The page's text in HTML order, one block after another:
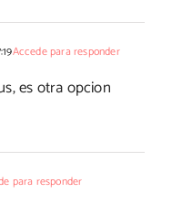
Accede para responder
es otra opcion
para responder